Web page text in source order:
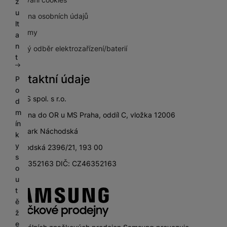
u
lt
a
n
t
P
o
d
m
ín
k
y
s
o
u
t
ě
ž
e
Ochrana osobních údajů
Pro firmy
Zpětný odběr elektrozařízení/baterií
Kontaktní údaje
SETOS spol. s r.o.
zapsána do OR u MS Praha, oddíl C, vložka 12006
City Park Náchodská
Náchodská 2396/21, 193 00
IČ: 46352163 DIČ: CZ46352163